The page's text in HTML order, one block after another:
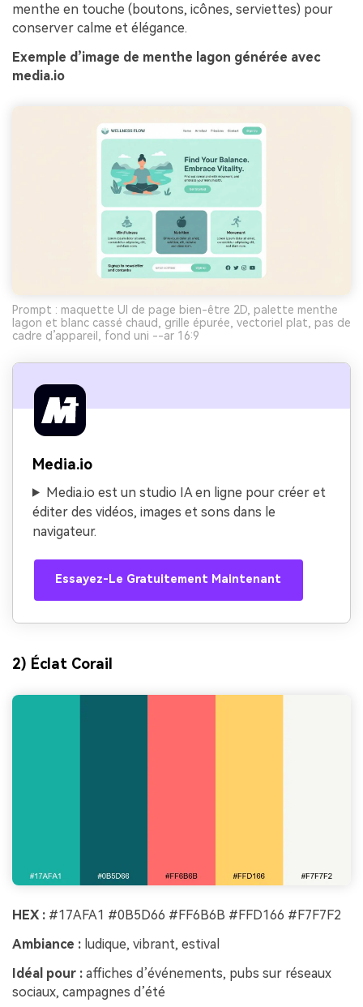
menthe en touche (boutons, icônes, serviettes) pour
conserver calme et élégance.
Exemple d’image de menthe lagon générée avec
media.io
Prompt : maquette UI de page bien-être 2D, palette menthe
lagon et blanc cassé chaud, grille épurée, vectoriel plat, pas de
cadre d’appareil, fond uni --ar 16:9
Media.io
Media.io est un studio IA en ligne pour créer et
éditer des vidéos, images et sons dans le
navigateur.
Essayez-Le Gratuitement Maintenant
2) Éclat Corail
HEX : #17AFA1 #0B5D66 #FF6B6B #FFD166 #F7F7F2
Ambiance : ludique, vibrant, estival
Idéal pour : affiches d’événements, pubs sur réseaux
sociaux, campagnes d’été